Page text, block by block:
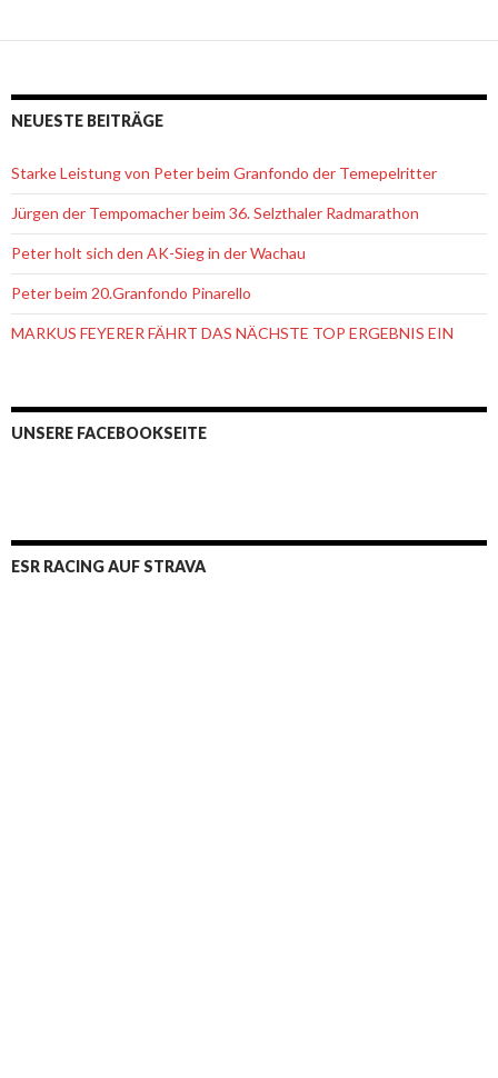
NEUESTE BEITRÄGE
Starke Leistung von Peter beim Granfondo der Temepelritter
Jürgen der Tempomacher beim 36. Selzthaler Radmarathon
Peter holt sich den AK-Sieg in der Wachau
Peter beim 20.Granfondo Pinarello
MARKUS FEYERER FÄHRT DAS NÄCHSTE TOP ERGEBNIS EIN
UNSERE FACEBOOKSEITE
ESR RACING AUF STRAVA